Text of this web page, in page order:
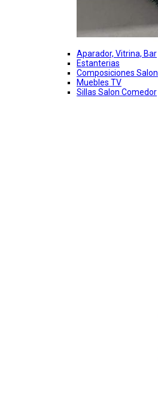
Aparador, Vitrina, Bar
Estanterias
Composiciones Salon
Muebles TV
Sillas Salon Comedor